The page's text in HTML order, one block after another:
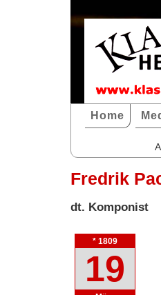
Home
Fredrik
dt. Komponist
* 1809
19